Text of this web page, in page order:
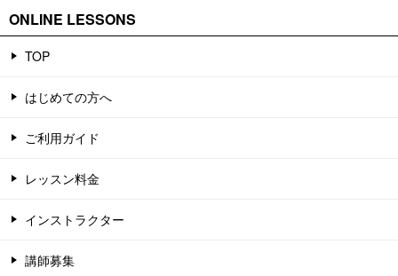
ONLINE LESSONS
TOP
はじめての方へ
ご利用ガイド
レッスン料金
インストラクター
講師募集